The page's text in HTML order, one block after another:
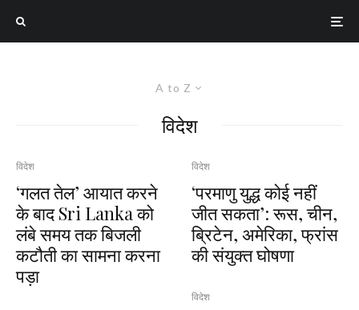
A to Z
विदेश
विदेश
‘गलत तेल’ आयात करने
के बाद Sri Lanka को
लंबे समय तक बिजली
कटौती का सामना करना
पड़ा
विदेश
‘परमाणु युद्ध कोई नहीं
जीत सकता’: रूस, चीन,
ब्रिटेन, अमेरिका, फ्रांस
की संयुक्त घोषणा
विदेश